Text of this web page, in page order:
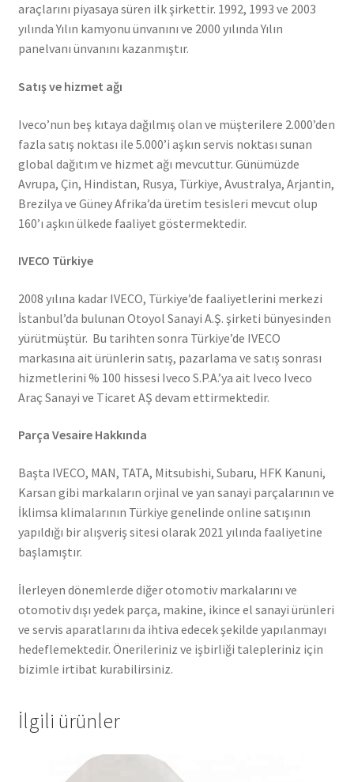
araçlarını piyasaya süren ilk şirkettir. 1992, 1993 ve 2003
yılında Yılın kamyonu ünvanını ve 2000 yılında Yılın
panelvanı ünvanını kazanmıştır.
Satış ve hizmet ağı
Iveco’nun beş kıtaya dağılmış olan ve müşterilere 2.000’den
fazla satış noktası ile 5.000’i aşkın servis noktası sunan
global dağıtım ve hizmet ağı mevcuttur. Günümüzde
Avrupa, Çin, Hindistan, Rusya, Türkiye, Avustralya, Arjantin,
Brezilya ve Güney Afrika’da üretim tesisleri mevcut olup
160’ı aşkın ülkede faaliyet göstermektedir.
IVECO Türkiye
2008 yılına kadar IVECO, Türkiye’de faaliyetlerini merkezi
İstanbul’da bulunan Otoyol Sanayi A.Ş. şirketi bünyesinden
yürütmüştür. Bu tarihten sonra Türkiye’de IVECO
markasına ait ürünlerin satış, pazarlama ve satış sonrası
hizmetlerini % 100 hissesi Iveco S.P.A.’ya ait Iveco Iveco
Araç Sanayi ve Ticaret AŞ devam ettirmektedir.
Parça Vesaire Hakkında
Başta IVECO, MAN, TATA, Mitsubishi, Subaru, HFK Kanuni,
Karsan gibi markaların orjinal ve yan sanayi parçalarının ve
İklimsa klimalarının Türkiye genelinde online satışının
yapıldığı bir alışveriş sitesi olarak 2021 yılında faaliyetine
başlamıştır.
İlerleyen dönemlerde diğer otomotiv markalarını ve
otomotiv dışı yedek parça, makine, ikince el sanayi ürünleri
ve servis aparatlarını da ihtiva edecek şekilde yapılanmayı
hedeflemektedir. Önerileriniz ve işbirliği talepleriniz için
bizimle irtibat kurabilirsiniz.
İlgili ürünler